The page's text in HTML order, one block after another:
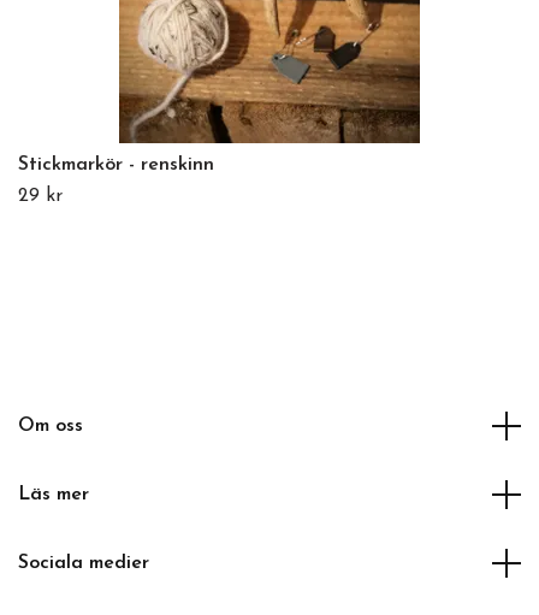
Stickmarkör - renskinn
29 kr
Om oss
Läs mer
Sociala medier